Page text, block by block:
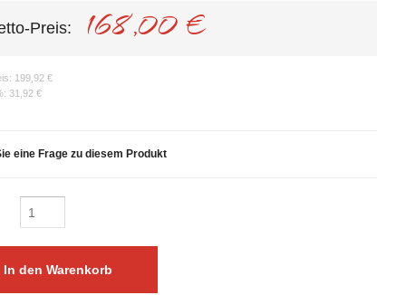
Preis: 168,00 €
199,92 €
31,92 €
eine Frage zu diesem Produkt